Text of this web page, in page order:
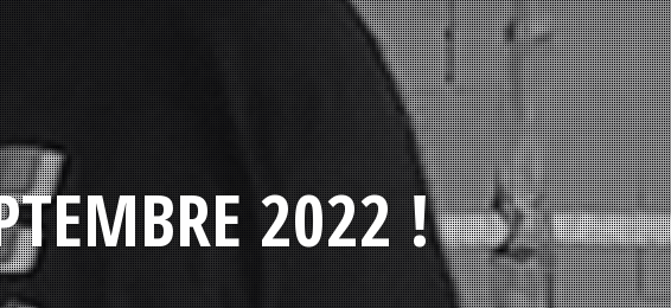
2022 !